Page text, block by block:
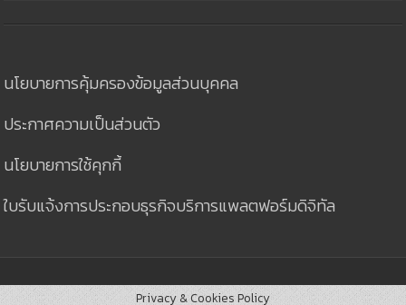
นโยบายการคุ้มครองข้อมูลส่วนบุคคล
ประกาศความเป็นส่วนตัว
นโยบายการใช้คุกกี้
ใบรับแจ้งการประกอบธุรกิจบริการแพลตฟอร์มดิจิทัล
Privacy & Cookies Policy